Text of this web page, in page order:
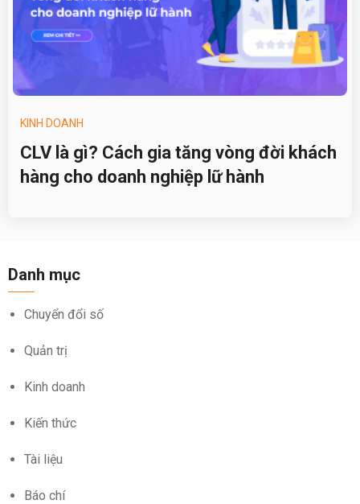
KINH DOANH
CLV là gì? Cách gia tăng vòng đời khách
hàng cho doanh nghiệp lữ hành
Danh mục
Chuyển đổi số
Quản trị
Kinh doanh
Kiến thức
Tài liệu
Báo chí